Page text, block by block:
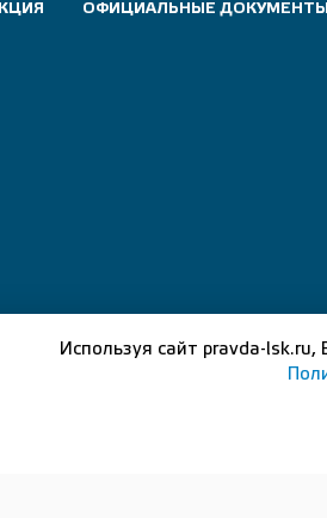
ОФИЦИАЛЬНЫЕ ДОКУМЕНТЫ
правда, и не подлежат
Используя сайт pravda-lsk.ru,